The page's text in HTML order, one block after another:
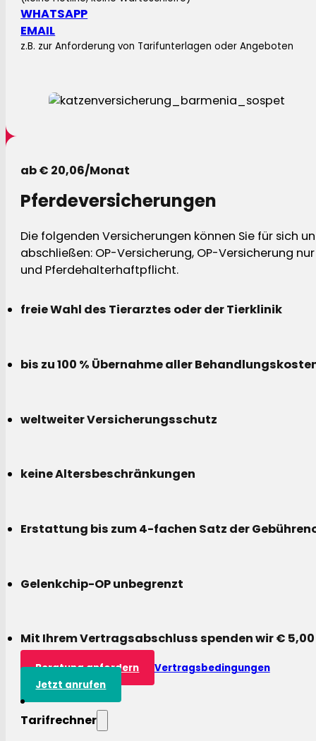
WHATSAPP
EMAIL
z.B. zur Anforderung von Tarifunterlagen oder Angeboten
ab € 20,06/Monat
Pferdeversicherungen
Die folgenden Versicherungen können Sie für sich
abschließen: OP-Versicherung, OP-Versicherung
und Pferdehalterhaftpflicht.
freie Wahl des Tierarztes oder der Tierklinik
bis zu 100 % Übernahme aller
weltweiter Versicherungsschutz
keine Altersbeschränkungen
Erstattung bis zum 4-fachen Satz der
Gelenkchip-OP unbegrenzt
Mit Ihrem Vertragsabschluss spenden wir €
Beratung anfordern
Vertragsbedingungen
Jetzt anrufen
Tarifrechner